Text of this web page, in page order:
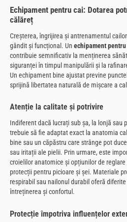
Echipament pentru cai: Dotarea
călăreț
Creșterea, îngrijirea și antrenamentul
gândit și funcțional. Un echipament pentru
contribuie semnificativ la menținerea
siguranței în timpul manipulării și la
Un echipament bine ajustat previne
sprijină libertatea naturală de mișcare a
Atenție la calitate și potrivire
Indiferent dacă lucrați sub șa, la lonjă sau
trebuie să fie adaptat exact la anatomia
bine sau un căpăstru care strânge pot
sau iritații ale pielii. Prin urmare, este
croielilor anatomice și opțiunilor de
protecții pentru picioare și șei. Materiale
respirabil sau nailonul durabil oferă
întreținerea și confortul.
Protecție împotriva influențelor